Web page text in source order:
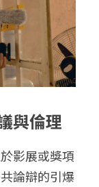
與倫理
影展或獎項
論辯的引爆